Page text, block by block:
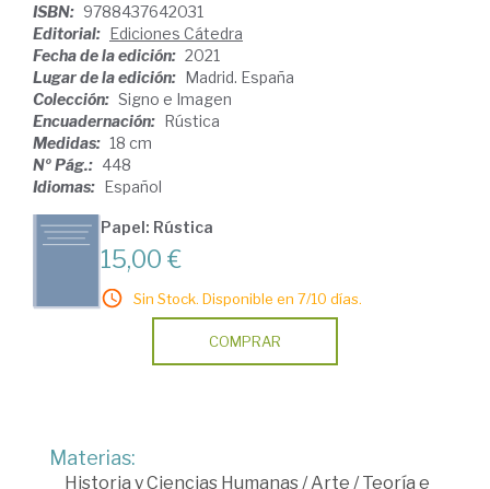
ISBN: 9788437642031
Editorial: Ediciones Cátedra
Fecha de la edición: 2021
Lugar de la edición: Madrid. España
Colección: Signo e Imagen
Encuadernación: Rústica
Medidas: 18 cm
Nº Pág.: 448
Idiomas: Español
Papel: Rústica
15,00 €
Sin Stock. Disponible en 7/10 días.
COMPRAR
Materias:
Historia y Ciencias Humanas/Arte /Teoría e